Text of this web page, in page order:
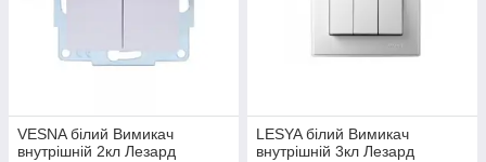
VESNA білий Вимикач
внутрішній 2кл Лезард
LESYA білий Вимикач
внутрішній 3кл Лезард